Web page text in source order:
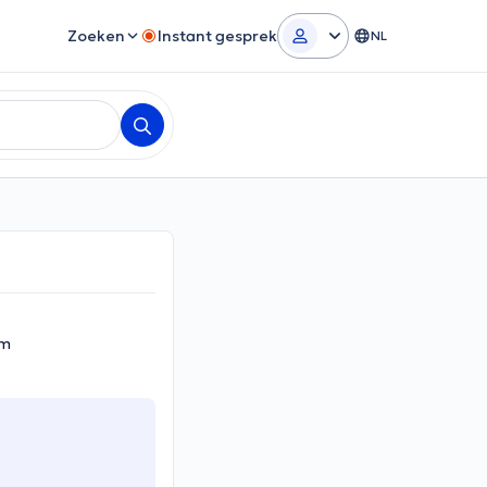
Zoeken Instant gesprek NL